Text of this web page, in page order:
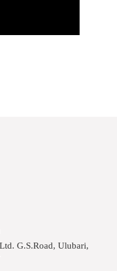
G.S.Road, Ulubari,